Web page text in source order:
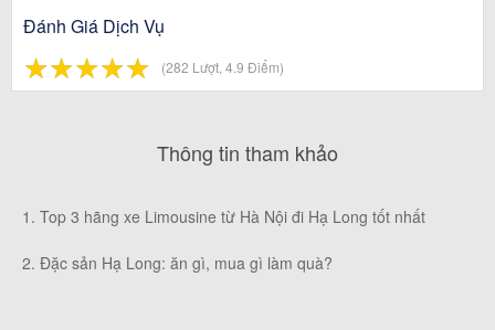
Đánh Giá Dịch Vụ
☆☆☆☆☆
★★★★★ (282 Lượt, 4.9 Điểm)
Thông tin tham khảo
1. Top 3 hãng xe Limousine từ Hà Nội đi Hạ Long tốt nhất
2. Đặc sản Hạ Long: ăn gì, mua gì làm quà?